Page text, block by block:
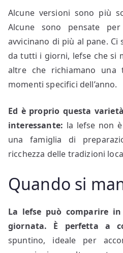
Alcune versioni sono più
Alcune sono pensate
avvicinano di più al pane.
da tutti i giorni, lefse che si
altre che richiamano una
momenti specifici dell’anno.
Ed è proprio questa
interessante: la lefse non
una famiglia di
ricchezza delle tradizioni
Quando si
La lefse può comparire
giornata. È perfetta a
spuntino, ideale per